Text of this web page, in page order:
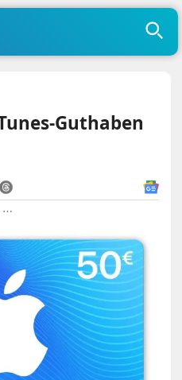
Guthaben
⋯